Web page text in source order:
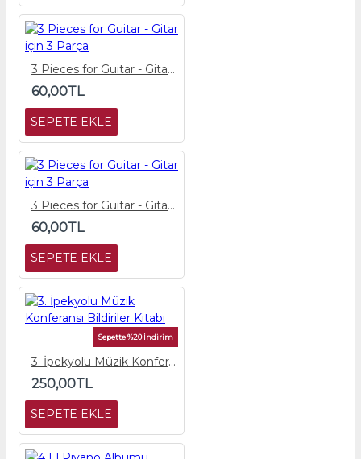
3 Pieces for Guitar - Gitar için 3 Parça
60,00TL
SEPETE EKLE
3 Pieces for Guitar - Gitar için 3 Parça
60,00TL
SEPETE EKLE
Sepette %20 İndirim
3. İpekyolu Müzik Konferansı Bildiriler Kitabı
250,00TL
SEPETE EKLE